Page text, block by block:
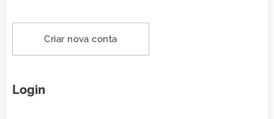
Criar nova conta
Login